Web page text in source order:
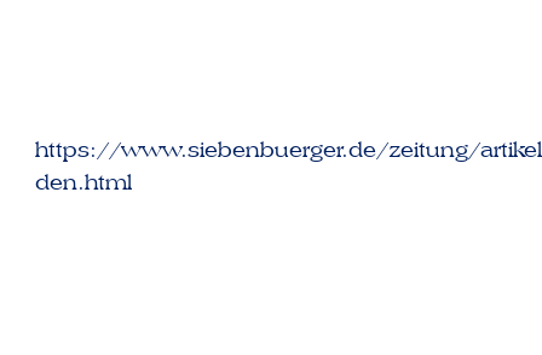
https://www.siebenbuerger.de/zeitung/
den.html